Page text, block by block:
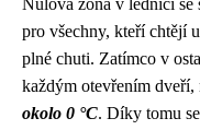
Nulová zóna v lednici se
pro všechny, kteří chtějí
plné chuti. Zatímco v
každým otevřením dveří,
okolo 0 °C. Díky tomu